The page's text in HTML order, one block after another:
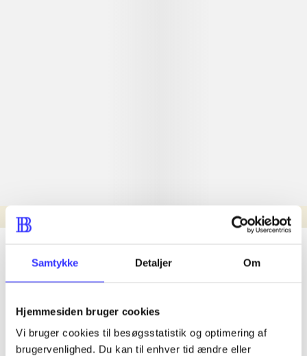
Samtykke Detaljer Om
Hjemmesiden bruger cookies
Vi bruger cookies til besøgsstatistik og optimering af
brugervenlighed. Du kan til enhver tid ændre eller
Nyhed
lorem ipsum dolor sit amet ...
lorem ipsum dolor sit amet ...
lorem ipsum dolor sit amet ...